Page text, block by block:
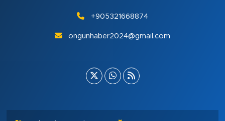
+905321668874
ongunhaber2024@gmail.com